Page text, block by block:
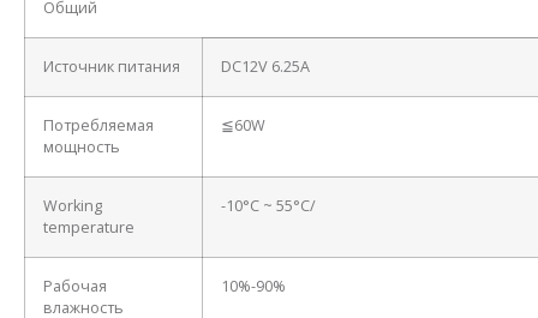
Общий
Источник питания DC12V 6.25A
Потребляемая
мощность
≦60W
Working
temperature
-10°C ~ 55°C/
Рабочая
влажность
10%-90%